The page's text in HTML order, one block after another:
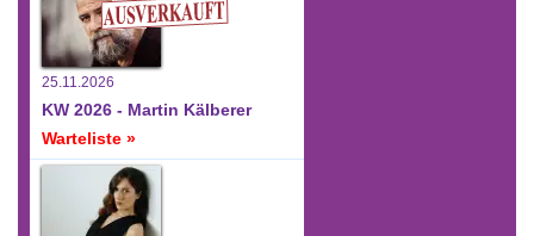
25.11.2026
KW 2026 - Martin Kälberer
Warteliste »